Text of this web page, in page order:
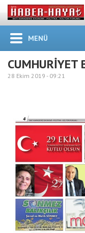
MENÜ
CUMHURİYET
28 Ekim 2019 - 09:21